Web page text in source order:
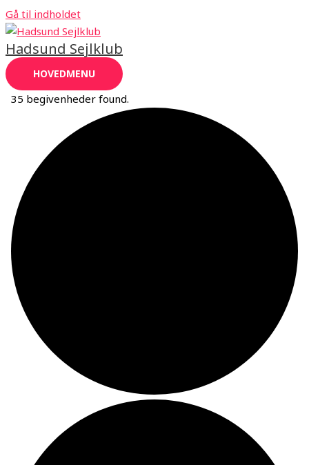
Gå til indholdet
Hadsund Sejlklub
HOVEDMENU
35 begivenheder found.